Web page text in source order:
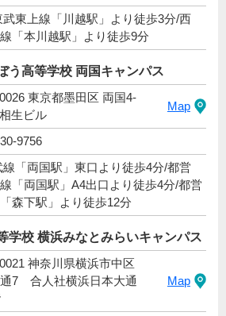
東上線「川越駅」より徒歩3分/西
「本川越駅」より徒歩9分
う高等学校 両国キャンパス
東京都墨田区 両国4-
生ビル
Map
9756
「両国駅」東口より徒歩4分/都営
「両国駅」A4出口より徒歩4分/都営
森下駅」より徒歩12分
学校 横浜みなとみらいキャンパス
神奈川県横浜市中区
7 合人社横浜日本大通
Map